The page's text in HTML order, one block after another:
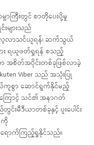
ာကြီးတွင် စာတိုပေးပို့မှု
များသည်
လေ့လာသင်ယူရန်၊ ဆက်သွယ်
ား ရယူဖတ်ရှုရန် စသည့်
အစိတ်အပိုင်းတစ်ခုဖြစ်လာခဲ့
Viber သည် အသုံးပြု
ယ်ကူစွာ ဆောင်ရွက်နိုင်မည့်
ထို့ကြောင့် သင်၏ အနာဂတ်
းမီဒီယာတစ်ခုနှင့် ပူးပေါင်း
ကို
ောက်ကြည့်ရှုနိုင်သည်။